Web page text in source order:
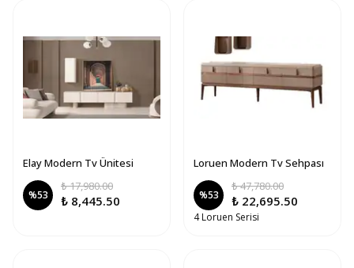
Elay Modern Tv Ünitesi
%53
₺ 17,980.00
₺ 8,445.50
Loruen Modern Tv Sehpası
%53
₺ 47,780.00
₺ 22,695.50
4 Loruen Serisi